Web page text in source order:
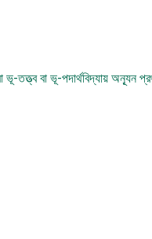
ভূ-তত্ত্ব বা ভূ-পদার্থবিদ্যায়